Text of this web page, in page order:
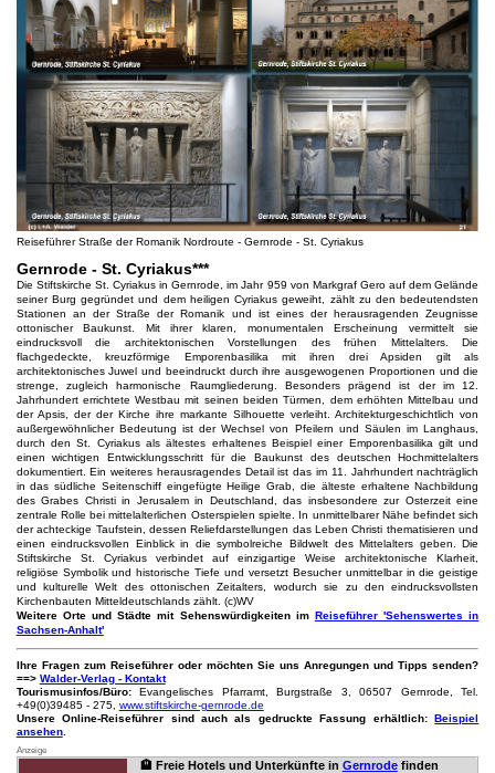
Reiseführer Straße der Romanik Nordroute - Gernrode - St. Cyriakus
Gernrode - St. Cyriakus***
Die Stiftskirche St. Cyriakus in Gernrode, im Jahr 959 von Markgraf Gero auf dem Gelände
seiner Burg gegründet und dem heiligen Cyriakus geweiht, zählt zu den bedeutendsten
Stationen an der Straße der Romanik und ist eines der herausragenden Zeugnisse
ottonischer Baukunst. Mit ihrer klaren, monumentalen Erscheinung vermittelt sie
eindrucksvoll die architektonischen Vorstellungen des frühen Mittelalters. Die
flachgedeckte, kreuzförmige Emporenbasilika mit ihren drei Apsiden gilt als
architektonisches Juwel und beeindruckt durch ihre ausgewogenen Proportionen und die
strenge, zugleich harmonische Raumgliederung. Besonders prägend ist der im 12.
Jahrhundert errichtete Westbau mit seinen beiden Türmen, dem erhöhten Mittelbau und
der Apsis, der der Kirche ihre markante Silhouette verleiht. Architekturgeschichtlich von
außergewöhnlicher Bedeutung ist der Wechsel von Pfeilern und Säulen im Langhaus,
durch den St. Cyriakus als ältestes erhaltenes Beispiel einer Emporenbasilika gilt und
einen wichtigen Entwicklungsschritt für die Baukunst des deutschen Hochmittelalters
dokumentiert. Ein weiteres herausragendes Detail ist das im 11. Jahrhundert nachträglich
in das südliche Seitenschiff eingefügte Heilige Grab, die älteste erhaltene Nachbildung
des Grabes Christi in Jerusalem in Deutschland, das insbesondere zur Osterzeit eine
zentrale Rolle bei mittelalterlichen Osterspielen spielte. In unmittelbarer Nähe befindet sich
der achteckige Taufstein, dessen Reliefdarstellungen das Leben Christi thematisieren und
einen eindrucksvollen Einblick in die symbolreiche Bildwelt des Mittelalters geben. Die
Stiftskirche St. Cyriakus verbindet auf einzigartige Weise architektonische Klarheit,
religiöse Symbolik und historische Tiefe und versetzt Besucher unmittelbar in die geistige
und kulturelle Welt des ottonischen Zeitalters, wodurch sie zu den eindrucksvollsten
Kirchenbauten Mitteldeutschlands zählt. (c)WV
Weitere Orte und Städte mit Sehenswürdigkeiten im Reiseführer 'Sehenswertes in
Sachsen-Anhalt'
Ihre Fragen zum Reiseführer oder möchten Sie uns Anregungen und Tipps senden?
==> Walder-Verlag - Kontakt
Tourismusinfos/Büro:Evangelisches Pfarramt, Burgstraße 3, 06507 Gernrode, Tel.
+49(0)39485 - 275, www.stiftskirche-gernrode.de
Unsere Online-Reiseführer sind auch als gedruckte Fassung erhältlich:Beispiel
ansehen.
Anzeige
🏨 Freie Hotels und Unterkünfte in Gernrodefinden